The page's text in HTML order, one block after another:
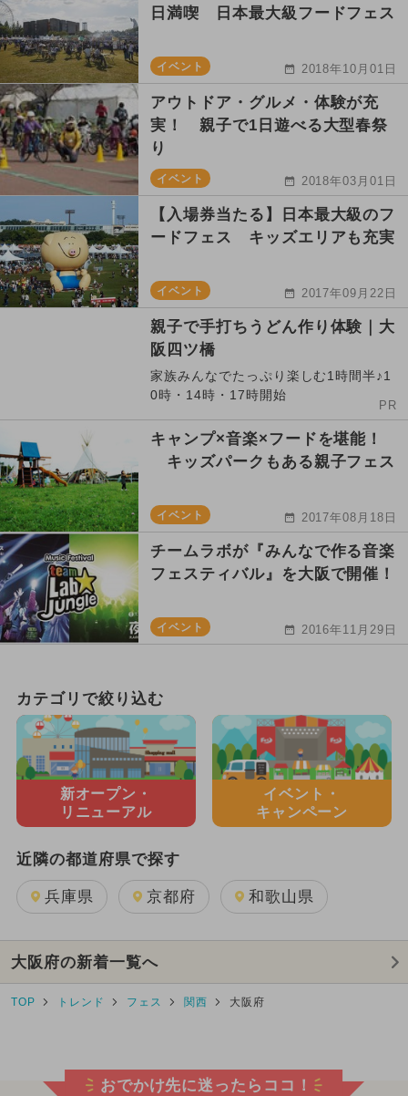
日満喫 日本最大級フードフェス
イベント 2018年10月01日
アウトドア・グルメ・体験が充
実！ 親子で1日遊べる大型春祭
り
イベント 2018年03月01日
【入場券当たる】日本最大級のフ
ードフェス キッズエリアも充実
イベント 2017年09月22日
親子で手打ちうどん作り体験｜大
阪四ツ橋
家族みんなでたっぷり楽しむ1時間半♪1
0時・14時・17時開始
PR
キャンプ×音楽×フードを堪能！
キッズパークもある親子フェス
イベント 2017年08月18日
チームラボが『みんなで作る音楽
フェスティバル』を大阪で開催！
イベント 2016年11月29日
カテゴリで絞り込む
新オープン・
リニューアル
イベント・
キャンペーン
近隣の都道府県で探す
兵庫県 京都府 和歌山県
大阪府の新着一覧へ
TOP トレンド フェス 関西 大阪府
おでかけ先に迷ったらココ！